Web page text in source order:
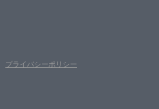
プライバシーポリシー